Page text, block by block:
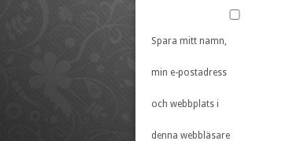
Spara mitt namn,
min e-postadress
och webbplats i
denna webbläsare